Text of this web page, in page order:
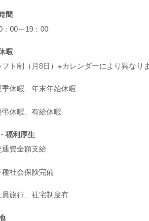
間
：00～19：00
暇
フト制（月8日）※カレンダーにより異なり
季休暇、年末年始休暇
弔休暇、有給休暇
福利厚生
通費全額支給
種社会保険完備
員旅行、社宅制度有